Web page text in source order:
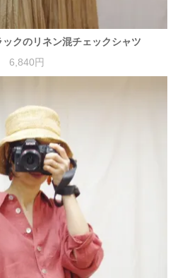
クのリネン混チェックシャツ
6,840円